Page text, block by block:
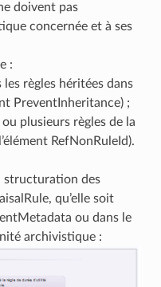
doivent pas
concernée et à ses
:
règles héritées dans
PreventInheritance) ;
plusieurs règles de la
RefNonRuleId).
structuration des
qu’elle soit
ou dans le
archivistique :